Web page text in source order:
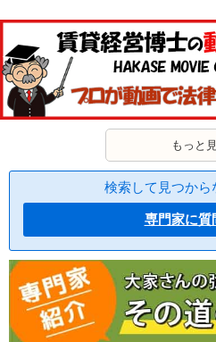
もっと
検索して見つか
専門家に質